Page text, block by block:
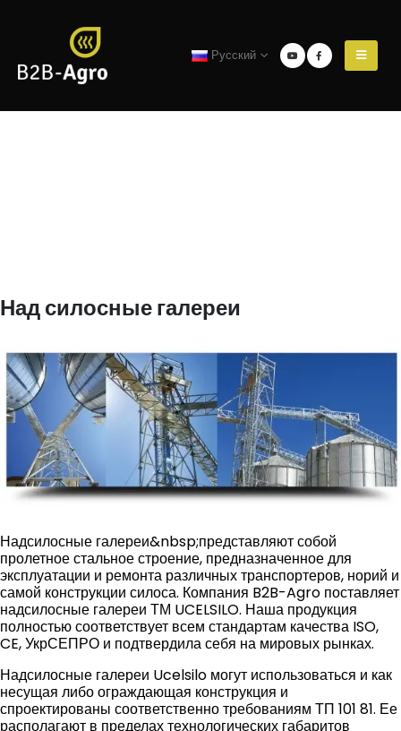
Русский
Над силосные галереи
Надсилосные галереи&nbsp;представляют собой
пролетное стальное строение, предназначенное для
эксплуатации и ремонта различных транспортеров, норий и
самой конструкции силоса. Компания B2B-Agro поставляет
надсилосные галереи ТМ UCELSILO. Наша продукция
полностью соответствует всем стандартам качества ISO,
CE, УкрСЕПРО и подтвердила себя на мировых рынках.
Надсилосные галереи Ucelsilo могут использоваться и как
несущая либо ограждающая конструкция и
спроектированы соответственно требованиям ТП 101 81. Ее
располагают в пределах технологических габаритов